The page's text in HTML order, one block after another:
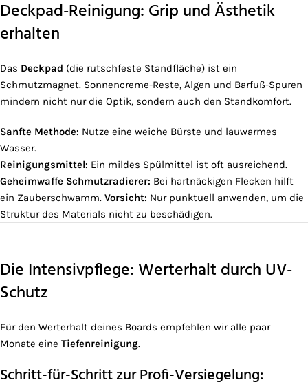
Deckpad-Reinigung: Grip und Ästhetik
erhalten
Das Deckpad (die rutschfeste Standfläche) ist ein
Schmutzmagnet. Sonnencreme-Reste, Algen und Barfuß-Spuren
mindern nicht nur die Optik, sondern auch den Standkomfort.
Sanfte Methode: Nutze eine weiche Bürste und lauwarmes
Wasser.
Reinigungsmittel: Ein mildes Spülmittel ist oft ausreichend.
Geheimwaffe Schmutzradierer: Bei hartnäckigen Flecken hilft
ein Zauberschwamm. Vorsicht: Nur punktuell anwenden, um die
Struktur des Materials nicht zu beschädigen.
Die Intensivpflege: Werterhalt durch UV-
Schutz
Für den Werterhalt deines Boards empfehlen wir alle paar
Monate eine Tiefenreinigung.
Schritt-für-Schritt zur Profi-Versiegelung: